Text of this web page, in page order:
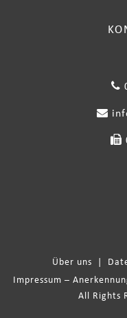
Über uns
Impressum –
All Rights